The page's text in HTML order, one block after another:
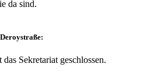
da sind.
Sekretariat geschlossen.